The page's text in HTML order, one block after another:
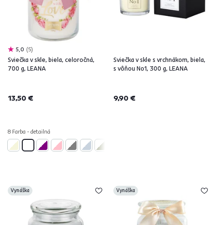
5,0 5
Sviečka v skle, biela, celoročná,
700 g, LEANA
13,50 €
8 Farba - detailná
Sviečka v skle s vrchnákom, biela,
s vôňou No1, 300 g, LEANA
9,90 €
Vynáška Vynáška